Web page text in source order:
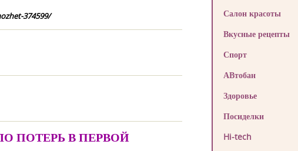
374599/
ПОТЕРЬ В ПЕРВОЙ
Салон красоты
Вкусные рецепты
Спорт
АВтобан
Здоровье
Посиделки
Hi-tech